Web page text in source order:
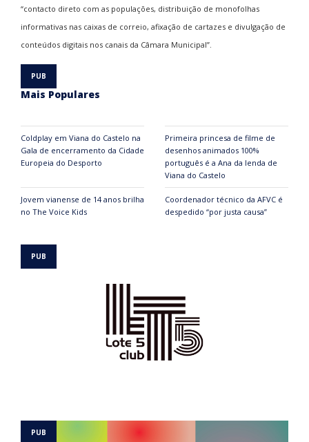
“contacto direto com as populações, distribuição de monofolhas
informativas nas caixas de correio, afixação de cartazes e divulgação de
conteúdos digitais nos canais da Câmara Municipal”.
Mais Populares
Coldplay em Viana do Castelo na
Gala de encerramento da Cidade
Europeia do Desporto
Primeira princesa de filme de
desenhos animados 100%
português é a Ana da lenda de
Viana do Castelo
Jovem vianense de 14 anos brilha
no The Voice Kids
Coordenador técnico da AFVC é
despedido “por justa causa”